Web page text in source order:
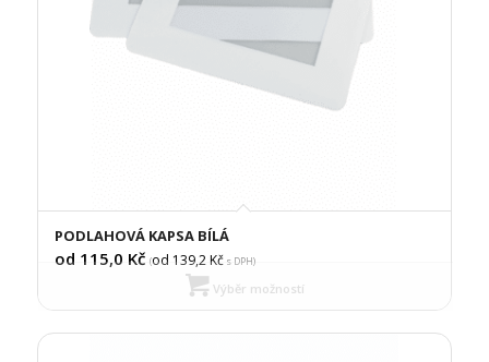
PODLAHOVÁ KAPSA BÍLÁ
od 115,0 Kč (od 139,2Kčs DPH)
Výběr možností